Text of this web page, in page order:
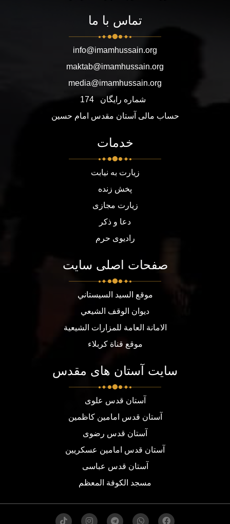
تماس با ما
info@imamhussain.org
maktab@imamhussain.org
media@imamhussain.org
شماره رایگان
174
حساب مالی آستان مقدس امام حسین
خدمات
زیارت به نیابت
پخش زنده
زیارت مجازی
دعا و ذکر
رادیوی حرم
صفحات اصلی سایت
موقع السيد السيستاني
ديوان الوقف الشيعي
الامانة العامة للمزارات الشيعية
موقع قناة كربلاء
سایت آستان های مقدس
آستان قدس علوی
آستان قدس امامین کاظمین
آستان قدس رضوی
آستان قدس امامین عسکریین
آستان قدس عباسی
مسجد الكوفة المعظم